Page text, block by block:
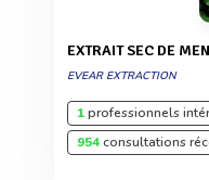
EXTRAIT SEC DE
EVEAR EXTRACTION
1professionnels
954consultations